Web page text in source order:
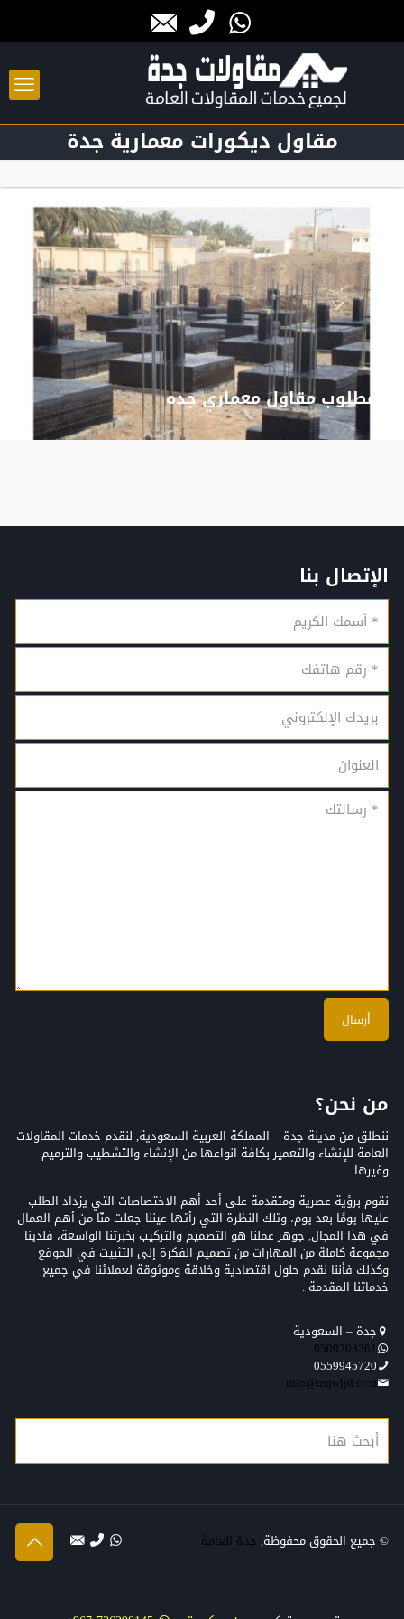
مقاول ديكورات معمارية جدة
مطلوب مقاول معماري جده
الإتصال بنا
من نحن؟
ننطلق من مدينة جدة – المملكة العربية السعودية, لنقدم خدمات المقاولات
العامة للإنشاء والتعمير بكافة انواعها من الإنشاء والتشطيب والترميم
وغيرها.
نقوم برؤية عصرية ومتقدمة على أحد أهم الاختصاصات التي يزداد الطلب
عليها يومًا بعد يوم، وتلك النظرة التي رأتها عيننا جعلت منّا من أهم العمال
في هذا المجال, جوهر عملنا هو التصميم والتركيب بخبرتنا الواسعة، فلدينا
مجموعة كاملة من المهارات من تصميم الفكرة إلى التثبيت في الموقع
وكذلك فأننا نقدم حلول اقتصادية وخلاقة وموثوقة لعملائنا في جميع
خدماتنا المقدمة .
جدة – السعودية
0509203361‬‏‬‏
0559945720
info@mqwljd.com
© جميع الحقوق محفوظة, جدة العامة